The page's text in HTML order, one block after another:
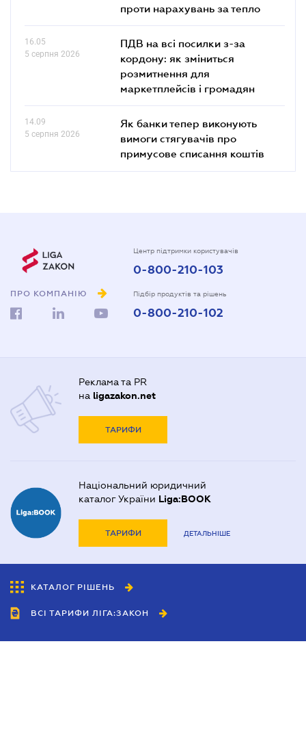
проти нарахувань за тепло
16.05
5 серпня 2026
ПДВ на всі посилки з-за
кордону: як зміниться
розмитнення для
маркетплейсів і громадян
14.09
5 серпня 2026
Як банки тепер виконують
вимоги стягувачів про
примусове списання коштів
ПРО КОМПАНІЮ
Центр підтримки користувачів
0-800-210-103
Підбір продуктів та рішень
0-800-210-102
Реклама та PR
на ligazakon.net
ТАРИФИ
Національний юридичний
каталог України Liga:BOOK
ТАРИФИ ДЕТАЛЬНІШЕ
КАТАЛОГ РІШЕНЬ
ВСІ ТАРИФИ ЛІГА:ЗАКОН